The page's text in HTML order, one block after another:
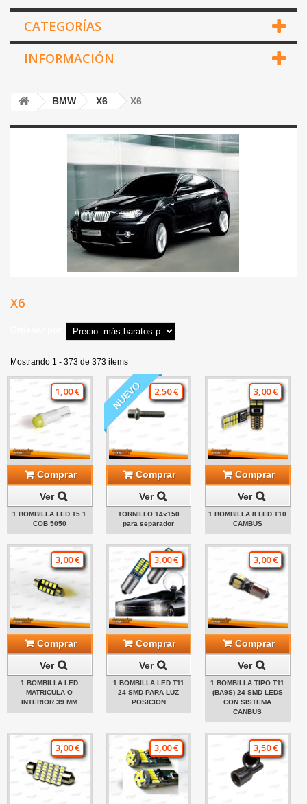
CATEGORÍAS
INFORMACIÓN
BMW X6 X6
X6
Mostrando 1 - 373 de 373 items
1,00 €
Comprar
Ver
1 BOMBILLA LED T5 1
COB 5050
NUEVO 2,50 €
Comprar
Ver
TORNILLO 14x150
para separador
3,00 €
Comprar
Ver
1 BOMBILLA 8 LED T10
CAMBUS
3,00 €
Comprar
Ver
1 BOMBILLA LED
MATRICULA O
INTERIOR 39 MM
3,00 €
Comprar
Ver
1 BOMBILLA LED T11
24 SMD PARA LUZ
POSICION
3,00 €
Comprar
Ver
1 BOMBILLA TIPO T11
(BA9S) 24 SMD LEDS
CON SISTEMA
CANBUS
3,00 € 3,00 € 3,50 €